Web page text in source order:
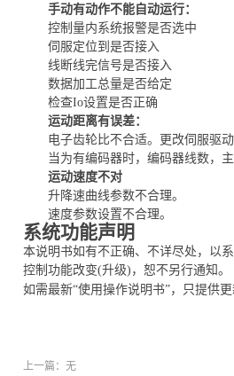
手动有动作不能自动运行：
控制量内系统报警是否选中
伺服定位到是否接入
线断线完信号是否接入
数据加工总量是否给定
检查Io设置是否正确
运动距离有误差：
电子齿轮比不合适。更改伺服驱
当为有编码器时，编码器线数，
运动速度不对
升降速曲线参数不合理。
速度参数设置不合理。
系统功能声明
本说明书如有不正确、不详尽处，以
控制功能改变(升级)，恕不另行通知。
如需最新“使用操作说明书”，只提供
上一篇：无